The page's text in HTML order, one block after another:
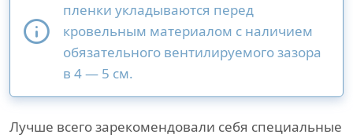
пленки укладываются перед
кровельным материалом с наличием
обязательного вентилируемого зазора
в 4 — 5 см.
Лучше всего зарекомендовали себя специальные